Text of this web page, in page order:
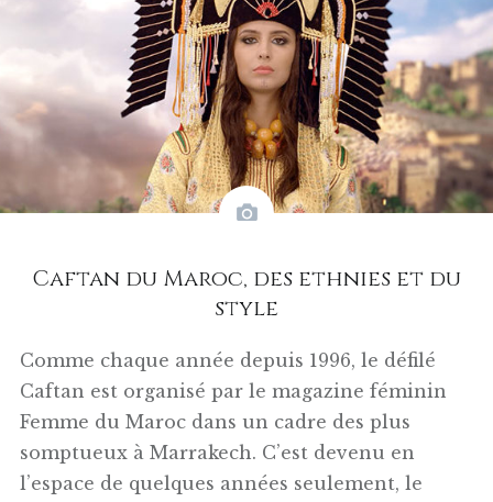
Caftan du Maroc, des ethnies et du
style
Comme chaque année depuis 1996, le défilé
Caftan est organisé par le magazine féminin
Femme du Maroc dans un cadre des plus
somptueux à Marrakech. C’est devenu en
l’espace de quelques années seulement, le